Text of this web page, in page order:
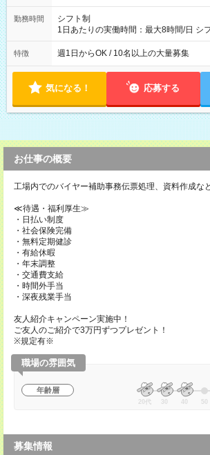
勤務時間
シフト制
1日あたりの実働時間：最大8時間/日 シフ
社後、就業可能シフトをご確認の上、申
特徴 週1日からOK / 10名以上の大量募集
気になる！ 応募する
お仕事の概要
工場内でのバイヤー補助事務伝票処理、資料作成な
≪待遇・福利厚生≫
・日払い制度
・社会保険完備
・無料定期健診
・有給休暇
・年末調整
・交通費支給
・時間外手当
・深夜残業手当
友人紹介キャンペーン実施中！
ご友人のご紹介で3万円ずつプレゼント！
※規定有※
職場の雰囲気
年齢層
20代 30 40 50
募集情報